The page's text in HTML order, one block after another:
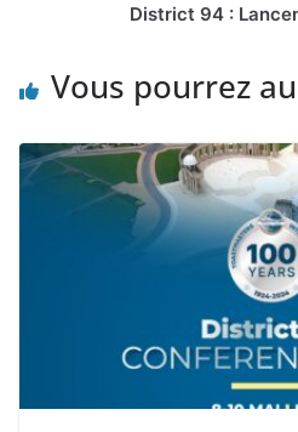
District 94 :
Vous pourrez